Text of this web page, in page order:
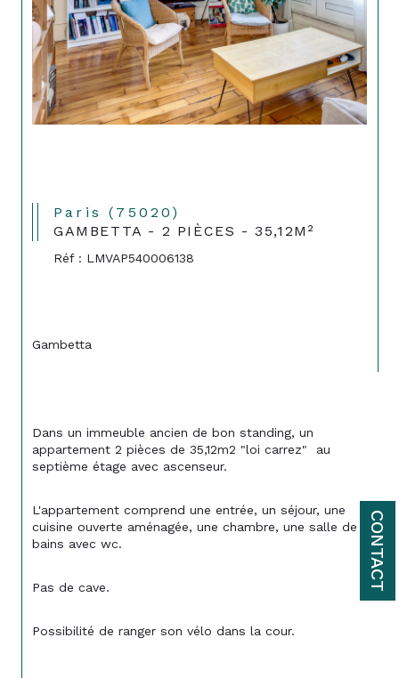
CONTACT
Paris (75020)
GAMBETTA - 2 PIÈCES - 35,12M²
Réf : LMVAP540006138
Gambetta
Dans un immeuble ancien de bon standing, un
appartement 2 pièces de 35,12m2 "loi carrez"  au
septième étage avec ascenseur.
L'appartement comprend une entrée, un séjour, une
cuisine ouverte aménagée, une chambre, une salle de
bains avec wc.
Pas de cave.
Possibilité de ranger son vélo dans la cour.